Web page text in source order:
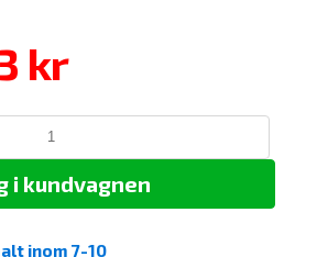
kr
i kundvagnen
inom 7-10